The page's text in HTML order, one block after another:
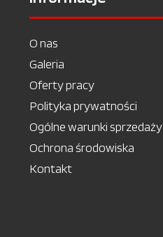
O nas
Galeria
Oferty pracy
Polityka prywatności
Ogólne warunki sprzedaży
Ochrona środowiska
Kontakt